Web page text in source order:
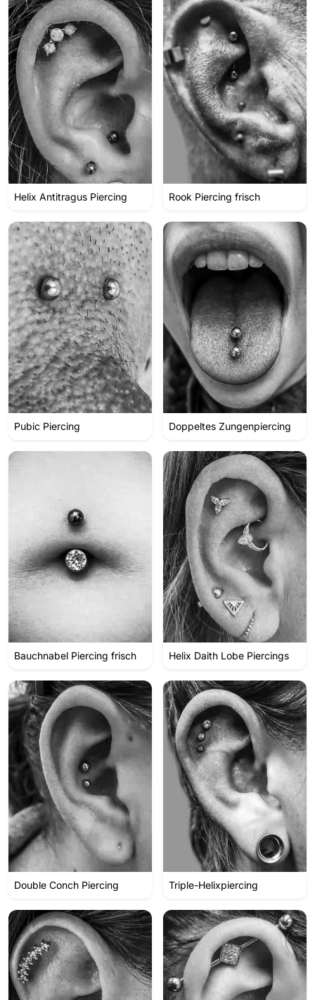
Helix Antitragus Piercing Rook Piercing frisch
Pubic Piercing Doppeltes Zungenpiercing
Bauchnabel Piercing frisch Helix Daith Lobe Piercings
Double Conch Piercing Triple-Helixpiercing